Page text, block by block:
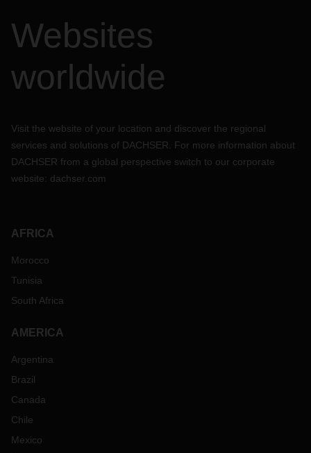
Websites
worldwide
Visit the website of your location and discover the regional
services and solutions of DACHSER. For more information about
DACHSER from a global perspective switch to our corporate
website: dachser.com
AFRICA
Morocco
Tunisia
South Africa
AMERICA
Argentina
Brazil
Canada
Chile
Mexico